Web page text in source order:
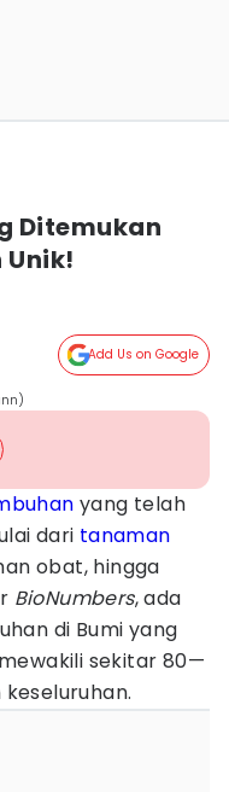
Ditemukan
Add Us on Google
yang telah
dari tanaman
obat, hingga
BioNumbers, ada
di Bumi yang
sekitar 80—